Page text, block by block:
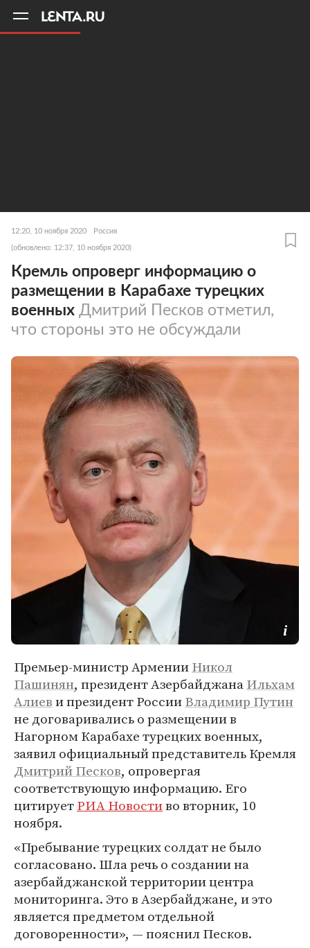
12:20, 10 ноября 2020 Россия
(обновлено: 12:37, 10 ноября 2020)
Кремль опроверг информацию о
размещении в Карабахе турецких
военных Дмитрий Песков отметил,
что стороны это не обсуждали
Премьер-министр АрменииНикол
Пашинян, президент АзербайджанаИльхам
Алиеви президент РоссииВладимир Путин
не договаривались о размещении в
Нагорном Карабахе турецких военных,
заявил официальный представитель Кремля
Дмитрий Песков, опровергая
соответствующую информацию. Его
цитируетРИА Новостиво вторник, 10
ноября.
«Пребывание турецких солдат не было
согласовано. Шла речь о создании на
азербайджанской территории центра
мониторинга. Это в Азербайджане, и это
является предметом отдельной
договоренности», — пояснил Песков.